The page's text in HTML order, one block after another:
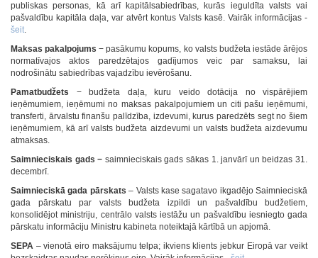
publiskas personas, kā arī kapitālsabiedrības, kurās ieguldīta valsts vai
pašvaldību kapitāla daļa, var atvērt kontus Valsts kasē. Vairāk informācijas -
šeit.
Maksas pakalpojums− pasākumu kopums, ko valsts budžeta iestāde ārējos
normatīvajos aktos paredzētajos gadījumos veic par samaksu, lai
nodrošinātu sabiedrības vajadzību ievērošanu.
Pamatbudžets − budžeta daļa, kuru veido dotācija no vispārējiem
ieņēmumiem, ieņēmumi no maksas pakalpojumiem un citi pašu ieņēmumi,
transferti, ārvalstu finanšu palīdzība, izdevumi, kurus paredzēts segt no šiem
ieņēmumiem, kā arī valsts budžeta aizdevumi un valsts budžeta aizdevumu
atmaksas.
Saimnieciskais gads − saimnieciskais gads sākas 1. janvārī un beidzas 31.
decembrī.
Saimnieciskā gada pārskats– Valsts kase sagatavo ikgadējo Saimnieciskā
gada pārskatu par valsts budžeta izpildi un pašvaldību budžetiem,
konsolidējot ministriju, centrālo valsts iestāžu un pašvaldību iesniegto gada
pārskatu informāciju Ministru kabineta noteiktajā kārtībā un apjomā.
SEPA – vienotā eiro maksājumu telpa; ikviens klients jebkur Eiropā var veikt